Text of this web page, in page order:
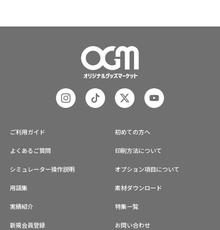
ご利用ガイド 初めての方へ
よくあるご質問 印刷方法について
シミュレーター操作説明 オプション項目について
用語集 素材ダウンロード
実績紹介 特集一覧
新規会員登録 お問い合わせ